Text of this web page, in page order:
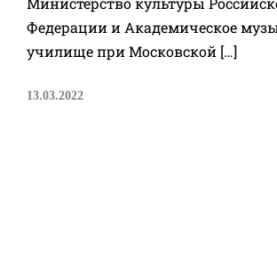
Федерации и Академическое
училище при Московской […]
13.03.2022